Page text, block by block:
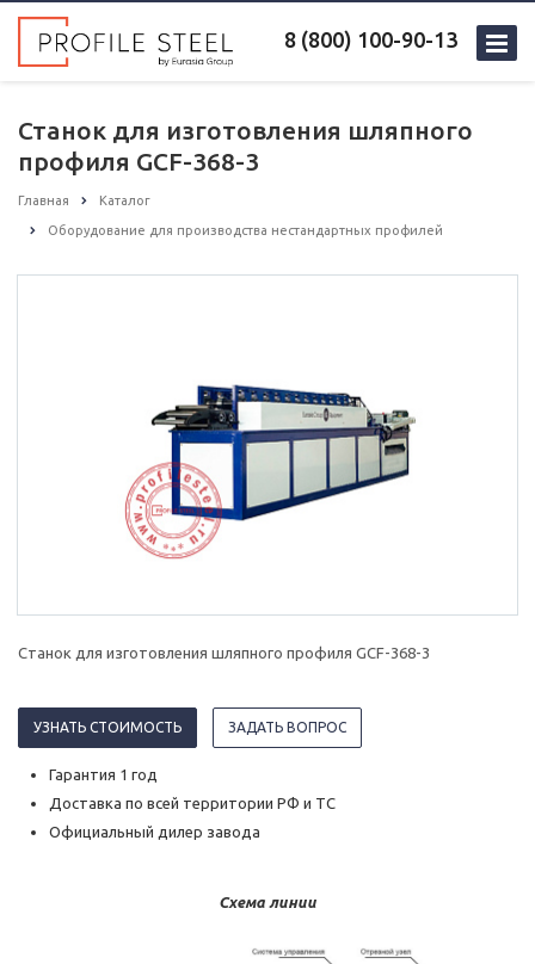
8 (800) 100-90-13
Станок для изготовления шляпного
профиля GCF-368-3
Главная Каталог
Оборудование для производства нестандартных профилей
Станок для изготовления шляпного профиля GCF-368-3
УЗНАТЬ СТОИМОСТЬ ЗАДАТЬ ВОПРОС
Гарантия 1 год
Доставка по всей территории РФ и ТС
Официальный дилер завода
Схема линии